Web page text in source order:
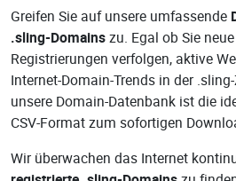
Greifen Sie auf unsere umfassende
.sling-Domainszu. Egal ob Sie
Registrierungen verfolgen, aktive
Internet-Domain-Trends in der
unsere Domain-Datenbank ist die
CSV-Format zum sofortigen
Wir überwachen das Internet